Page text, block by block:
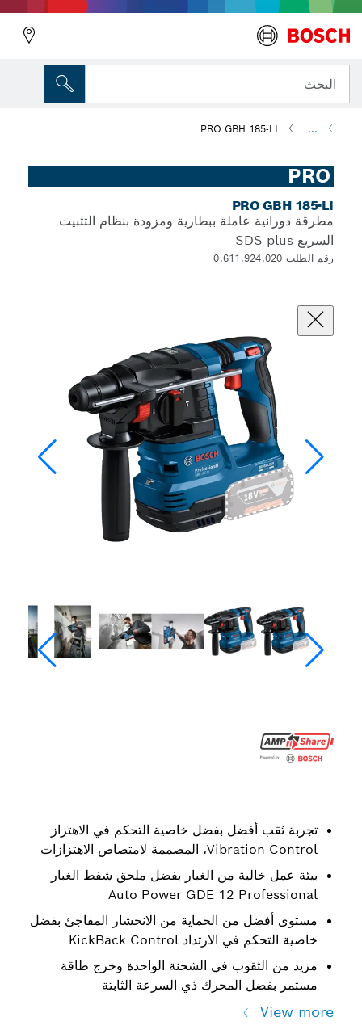
البحث
...
PRO GBH 185-LI
PRO
PRO GBH 185-LI
مطرقة دورانية عاملة ببطارية ومزودة بنظام التثبيت
السريع SDS plus
رقم الطلب 0.611.924.020
تجربة ثقب أفضل بفضل خاصية التحكم في الاهتزاز
Vibration Control، المصممة لامتصاص الاهتزازات
بيئة عمل خالية من الغبار بفضل ملحق شفط الغبار
Auto Power GDE 12 Professional
مستوى أفضل من الحماية من الانحشار المفاجئ بفضل
خاصية التحكم في الارتداد KickBack Control
مزيد من الثقوب في الشحنة الواحدة وخرج طاقة
مستمر بفضل المحرك ذي السرعة الثابتة
View more